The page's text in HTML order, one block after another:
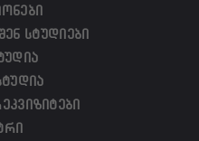
სტუდიები